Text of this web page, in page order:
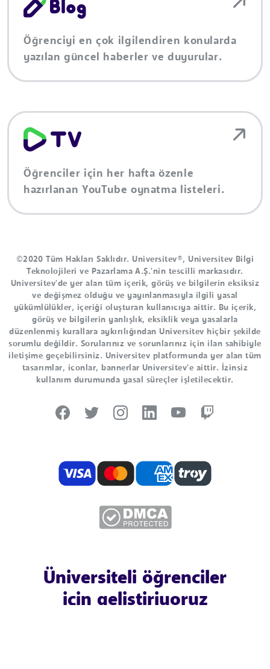
Öğrenciyi en çok ilgilendiren konularda
yazılan güncel haberler ve duyurular.
Öğrenciler için her hafta özenle
hazırlanan YouTube oynatma listeleri.
©2020 Tüm Hakları Saklıdır. Universitev®, Universitev Bilgi
Teknolojileri ve Pazarlama A.Ş.'nin tescilli markasıdır.
Universitev'de yer alan tüm içerik, görüş ve bilgilerin eksiksiz
ve değişmez olduğu ve yayınlanmasıyla ilgili yasal
yükümlülükler, içeriği oluşturan kullanıcıya aittir. Bu içerik,
görüş ve bilgilerin yanlışlık, eksiklik veya yasalarla
düzenlenmiş kurallara aykırılığından Universitev hiçbir şekilde
sorumlu değildir. Sorularınız ve sorunlarınız için ilan sahibiyle
iletişime geçebilirsiniz. Universitev platformunda yer alan tüm
tasarımlar, iconlar, bannerlar Universitev'e aittir. İzinsiz
kullanım durumunda yasal süreçler işletilecektir.
Üniversiteli öğrenciler
için geliştiriyoruz